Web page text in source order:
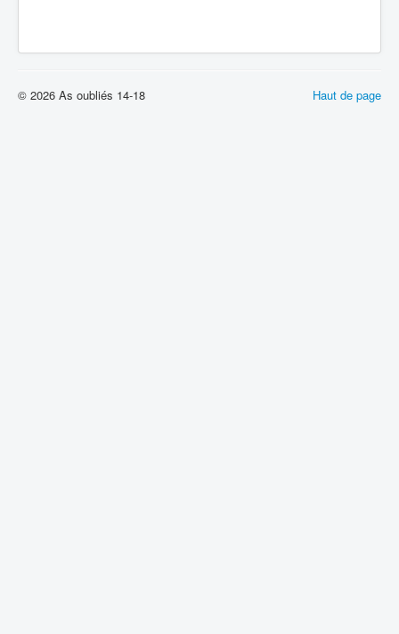
Haut de page
© 2026 As oubliés 14-18